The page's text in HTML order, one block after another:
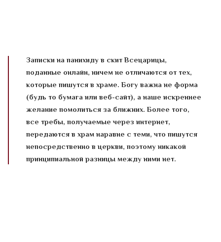
Записки на панихиду в скит Всецарицы,
поданные онлайн, ничем не отличаются от тех,
которые пишутся в храме. Богу важна не форма
(будь то бумага или веб-сайт), а наше искреннее
желание помолиться за ближних. Более того,
все требы, получаемые через интернет,
передаются в храм наравне с теми, что пишутся
непосредственно в церкви, поэтому никакой
принципиальной разницы между ними нет.